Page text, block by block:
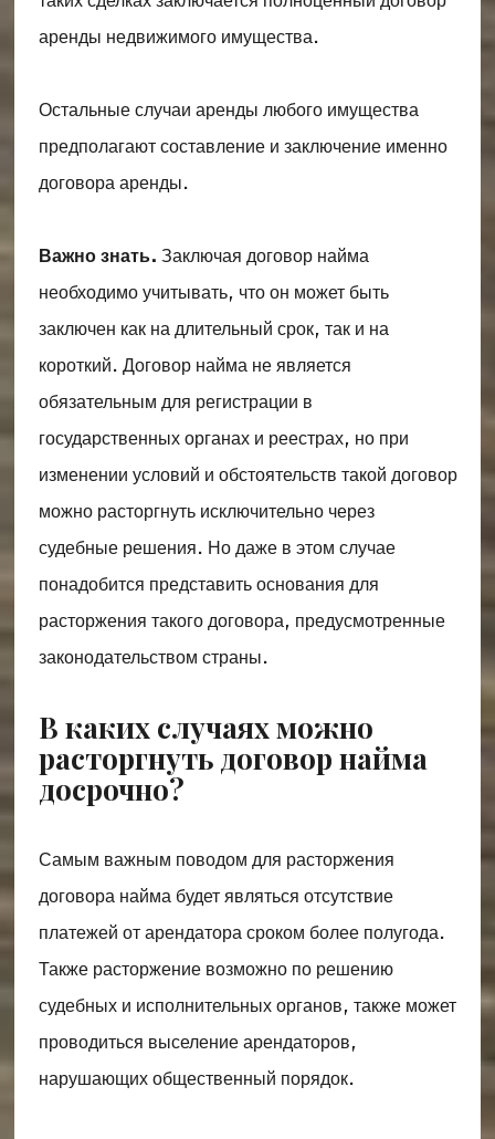
аренды недвижимого имущества.
Остальные случаи аренды любого имущества
предполагают составление и заключение именно
договора аренды.
Важно знать. Заключая договор найма
необходимо учитывать, что он может быть
заключен как на длительный срок, так и на
короткий. Договор найма не является
обязательным для регистрации в
государственных органах и реестрах, но при
изменении условий и обстоятельств такой договор
можно расторгнуть исключительно через
судебные решения. Но даже в этом случае
понадобится представить основания для
расторжения такого договора, предусмотренные
законодательством страны.
В каких случаях можно
расторгнуть договор найма
досрочно?
Самым важным поводом для расторжения
договора найма будет являться отсутствие
платежей от арендатора сроком более полугода.
Также расторжение возможно по решению
судебных и исполнительных органов, также может
проводиться выселение арендаторов,
нарушающих общественный порядок.